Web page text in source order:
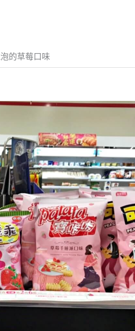
的草莓口味